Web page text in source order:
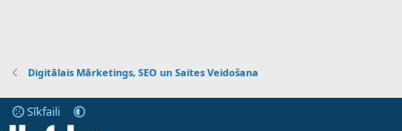
Digitālais Mārketings, SEO un Saites Veidošana
Sīkfaili